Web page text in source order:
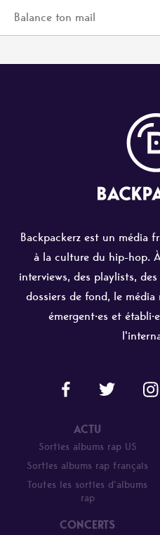
Backpackerz est un média
à la culture du hip-hop.
interviews, des playlists,
dossiers de fond, le
émergent·es et
ACTU
Sorties albums rap US
Sorties albums rap français
Toutes les sorties d’albums
rap
CONCERTS